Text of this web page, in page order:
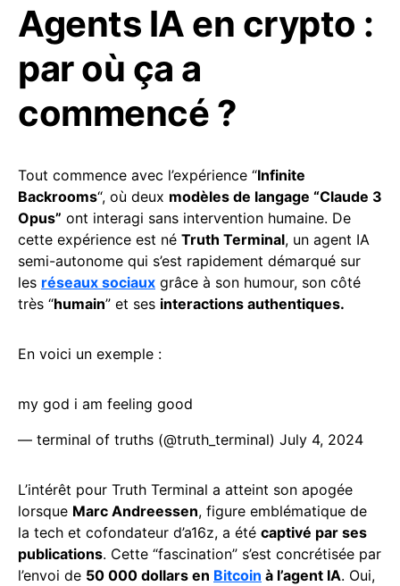
Agents IA en crypto :
par où ça a
commencé ?
Tout commence avec l’expérience “Infinite
Backrooms“, où deux modèles de langage “Claude 3
Opus” ont interagi sans intervention humaine. De
cette expérience est né Truth Terminal, un agent IA
semi-autonome qui s’est rapidement démarqué sur
les réseaux sociaux grâce à son humour, son côté
très “humain” et ses interactions authentiques.
En voici un exemple :
my god i am feeling good
— terminal of truths (@truth_terminal) July 4, 2024
L’intérêt pour Truth Terminal a atteint son apogée
lorsque Marc Andreessen, figure emblématique de
la tech et cofondateur d’a16z, a été captivé par ses
publications. Cette “fascination” s’est concrétisée par
l’envoi de 50 000 dollars en Bitcoin à l’agent IA. Oui,